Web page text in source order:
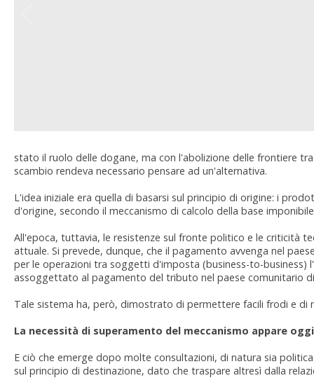
stato il ruolo delle dogane, ma con l'abolizione delle frontiere
scambio rendeva necessario pensare ad un'alternativa.
L'idea iniziale era quella di basarsi sul principio di origine: i
d'origine, secondo il meccanismo di calcolo della base
All'epoca, tuttavia, le resistenze sul fronte politico e le criticità
attuale. Si prevede, dunque, che il pagamento avvenga nel
per le operazioni tra soggetti d'imposta (business-to-business)
assoggettato al pagamento del tributo nel paese comunitario
Tale sistema ha, però, dimostrato di permettere facili frodi e di
La necessità di superamento del meccanismo appare
E ciò che emerge dopo molte consultazioni, di natura sia
sul principio di destinazione, dato che traspare altresì dalla